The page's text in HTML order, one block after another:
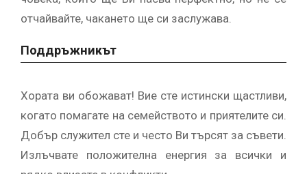
отчайвайте, чакането ще си заслужава.
Поддръжникът
Хората ви обожават! Вие сте истински щастливи,
когато помагате на семейството и приятелите си.
Добър служител сте и често Ви търсят за съвети.
Излъчвате положителна енергия за всички и